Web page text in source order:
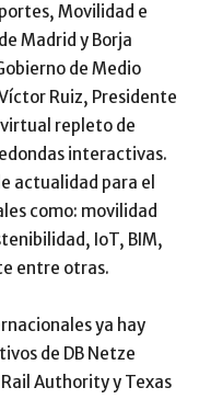
Movilidad e
Madrid y Borja
de Medio
Ruiz, Presidente
repleto de
interactivas.
actualidad para el
como: movilidad
IoT, BIM,
entre otras.
ya hay
de DB Netze
Authority y Texas